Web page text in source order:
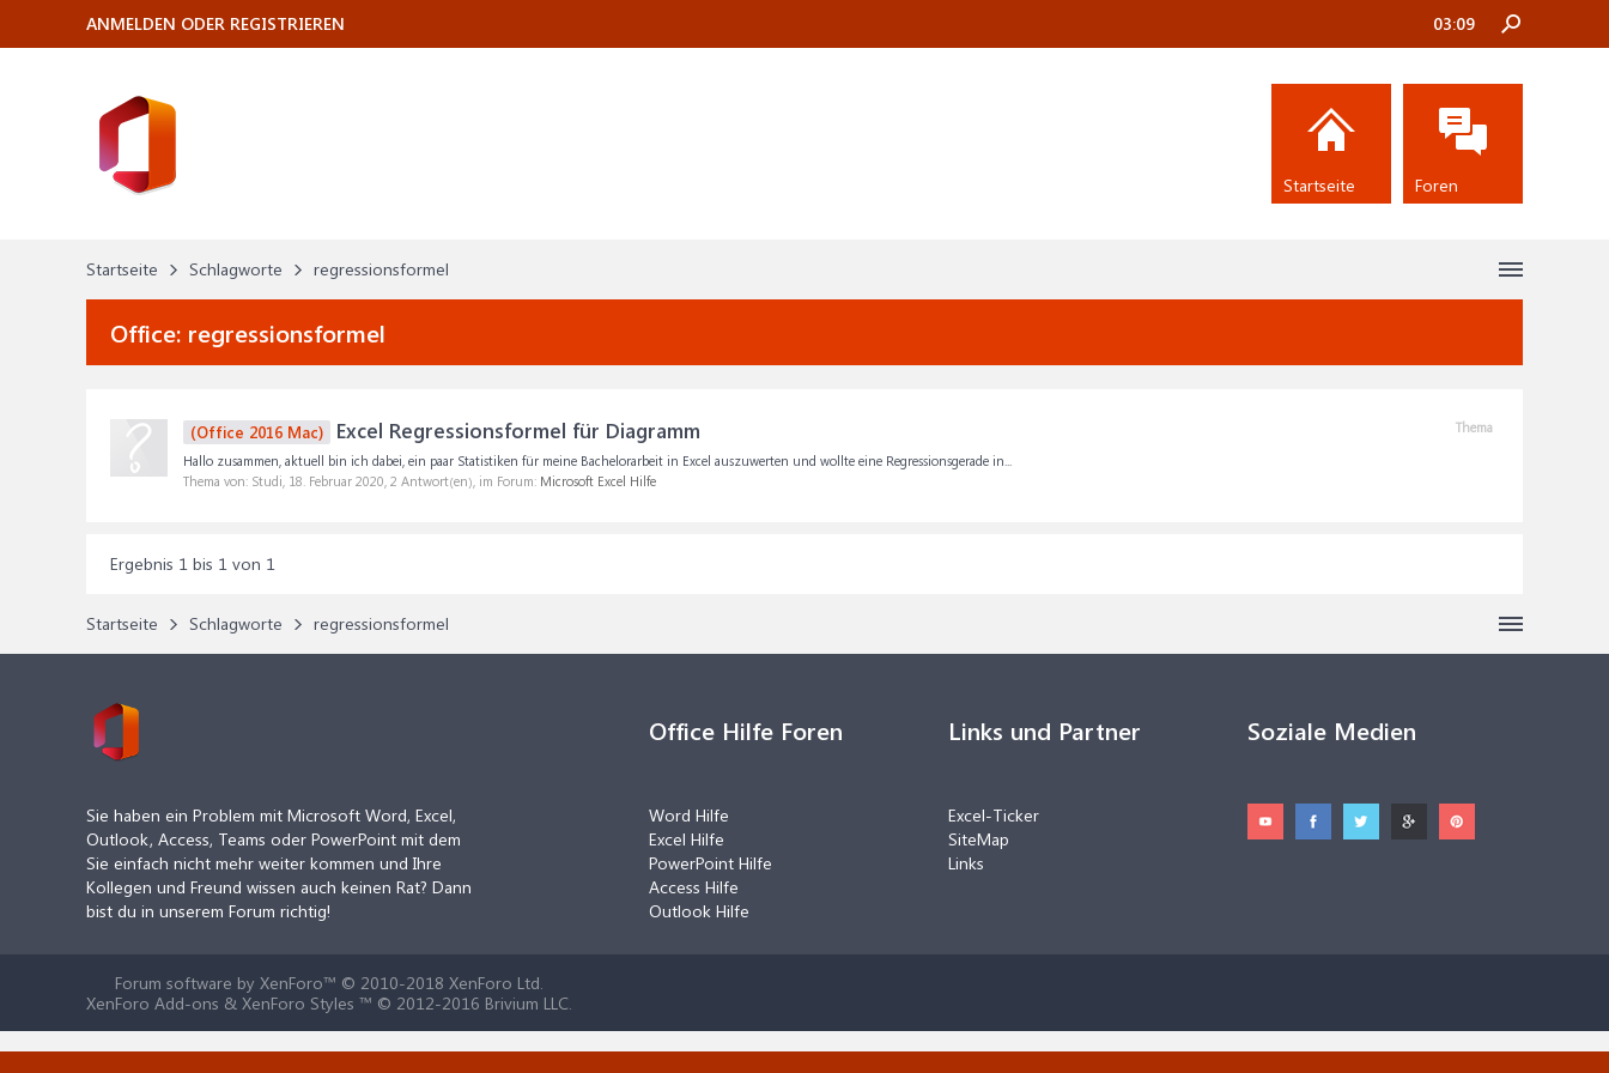
Startseite Schlagworte regressionsformel
Office: regressionsformel
Thema
(Office 2016 Mac) Excel Regressionsformel für Diagramm
Hallo zusammen, aktuell bin ich dabei, ein paar Statistiken für meine Bachelorarbeit in Excel auszuwerten und wollte eine Regressionsgerade in...
Thema von: Studi, 18. Februar 2020, 2 Antwort(en), im Forum: Microsoft Excel Hilfe
Ergebnis 1 bis 1 von 1
Startseite Schlagworte regressionsformel
ANMELDEN ODER REGISTRIEREN 03:09
Startseite Foren
Sie haben ein Problem mit Microsoft Word, Excel,
Outlook, Access, Teams oder PowerPoint mit dem
Sie einfach nicht mehr weiter kommen und Ihre
Kollegen und Freund wissen auch keinen Rat? Dann
bist du in unserem Forum richtig!
Office Hilfe Foren
Word Hilfe
Excel Hilfe
PowerPoint Hilfe
Access Hilfe
Outlook Hilfe
Links und Partner
Excel-Ticker
SiteMap
Links
Soziale Medien
Forum software by XenForo™ © 2010-2018 XenForo Ltd.
XenForo Add-ons & XenForo Styles ™ © 2012-2016 Brivium LLC.